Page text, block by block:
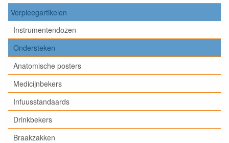
Verpleegartikelen
Instrumentendozen
Ondersteken
Anatomische posters
Medicijnbekers
Infuusstandaards
Drinkbekers
Braakzakken